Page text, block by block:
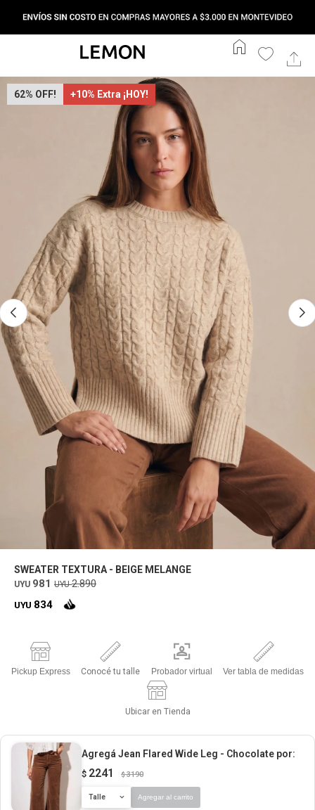
home
62 +10% Extra ¡HOY!
SWEATER TEXTURA - BEIGE MELANGE
UYU 981 UYU 2.890
UYU 834
Pickup Express Conocé tu talle Probador virtual Ver tabla de medidas
Ubicar en Tienda
Agregá Jean Flared Wide Leg - Chocolate por:
$ 2241 $ 3190
Talle Agregar al carrito